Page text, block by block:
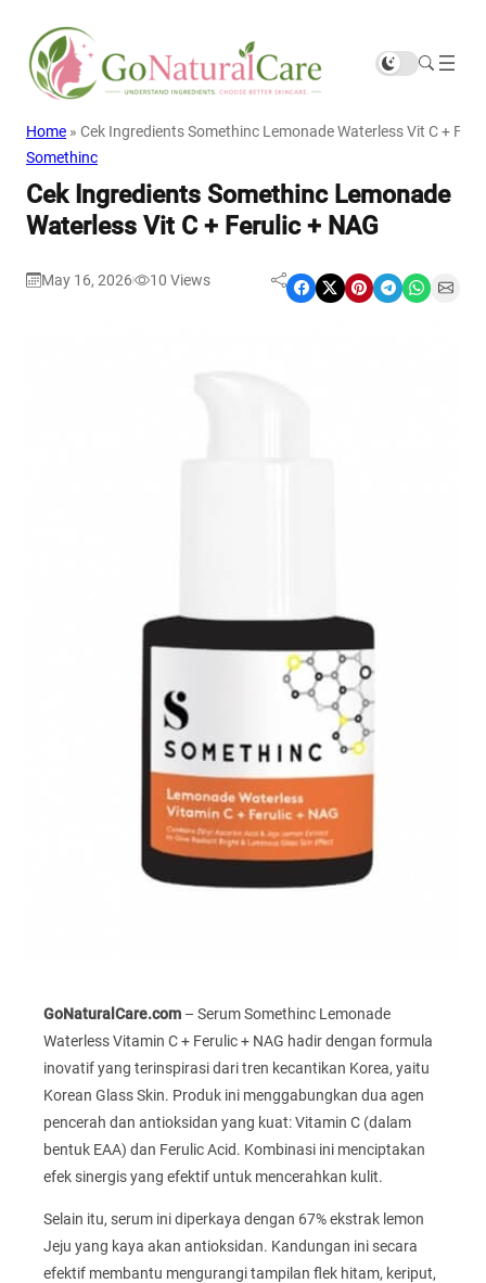
Home » Cek Ingredients Somethinc Lemonade Waterless Vit C +
Somethinc
Cek Ingredients Somethinc Lemonade
Waterless Vit C + Ferulic + NAG
May 16, 2026 10 Views Share on Facebook Share on X Share on Pinterest Share on Telegram Share on WhatsApp Share on Email
GoNaturalCare.com – Serum Somethinc Lemonade
Waterless Vitamin C + Ferulic + NAG hadir dengan formula
inovatif yang terinspirasi dari tren kecantikan Korea, yaitu
Korean Glass Skin. Produk ini menggabungkan dua agen
pencerah dan antioksidan yang kuat: Vitamin C (dalam
bentuk EAA) dan Ferulic Acid. Kombinasi ini menciptakan
efek sinergis yang efektif untuk mencerahkan kulit.
Selain itu, serum ini diperkaya dengan 67% ekstrak lemon
Jeju yang kaya akan antioksidan. Kandungan ini secara
efektif membantu mengurangi tampilan flek hitam, keriput,